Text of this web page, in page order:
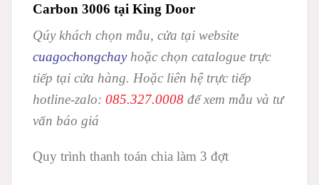
Carbon 3006 tại King Door
Qúy khách chọn mẫu, cửa tại website
cuagochongchayhoặc chọn catalogue trực
tiếp tại cửa hàng. Hoặc liên hệ trực tiếp
hotline-zalo: 085.327.0008 để xem mẫu và tư
vấn báo giá
Quy trình thanh toán chia làm 3 đợt